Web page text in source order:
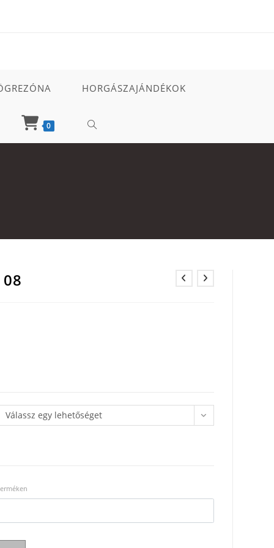
HORGÁSZAJÁNDÉKOK
0 TOGGLE
Válassz egy lehetőséget